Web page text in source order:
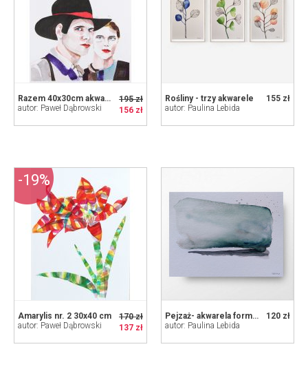
195 zł
156 zł
Razem 40x30cm akwarela
autor: Paweł Dąbrowski
155 zł
Rośliny - trzy akwarele
autor: Paulina Lebida
170 zł
137 zł
Amarylis nr. 2 30x40 cm
autor: Paweł Dąbrowski
-19%
120 zł
Pejzaż- akwarela formatu 32/24 cm
autor: Paulina Lebida